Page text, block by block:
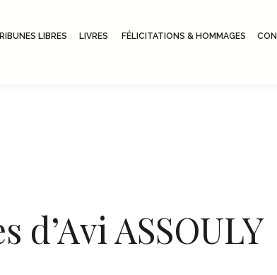
LIBRES LIVRES FÉLICITATIONS & HOMMAGES
d’Avi ASSOULY